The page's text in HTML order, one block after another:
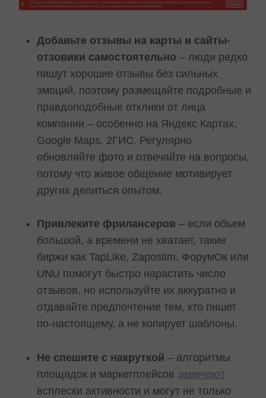
Добавьте отзывы на карты и сайты-
отзовики самостоятельно – люди редко
пишут хорошие отзывы без сильных
эмоций, поэтому размещайте подробные и
правдоподобные отклики от лица
компании – особенно на Яндекс Картах,
Google Maps, 2ГИС. Регулярно
обновляйте фото и отвечайте на вопросы,
потому что живое общение мотивирует
других делиться опытом.
Привлеките фрилансеров – если объем
большой, а времени не хватает, такие
биржи как TapLike, Zapostim, ФорумОк или
UNU помогут быстро нарастить число
отзывов, но используйте их аккуратно и
отдавайте предпочтение тем, кто пишет
по-настоящему, а не копирует шаблоны.
Не спешите с накруткой – алгоритмы
площадок и маркетплейсов замечают
всплески активности и могут не только